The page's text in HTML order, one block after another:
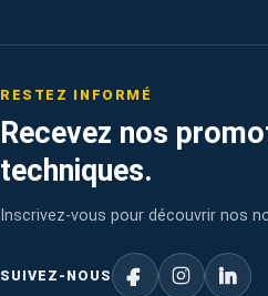
RESTEZ INFORMÉ
Recevez nos
techniques.
Inscrivez-vous pour découvrir nos
SUIVEZ-NOUS